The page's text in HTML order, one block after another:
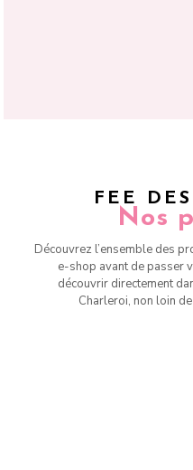
FEE
Nos
Découvrez l’ensemble des
e-shop avant de passer
découvrir directement
Charleroi, non loin